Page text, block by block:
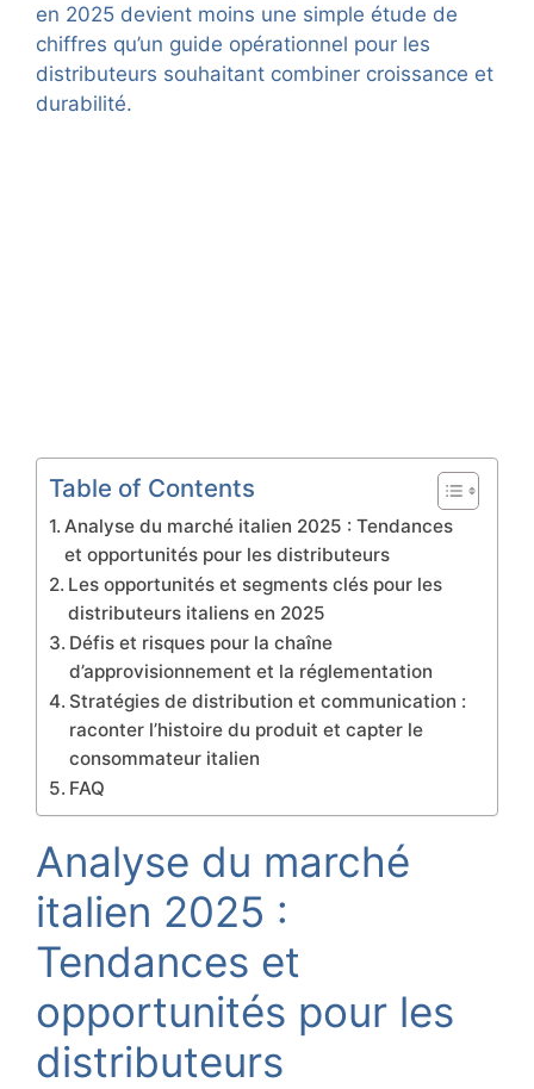
en 2025 devient moins une simple étude de
chiffres qu’un guide opérationnel pour les
distributeurs souhaitant combiner croissance et
durabilité.
Table of Contents
Analyse du marché italien 2025 : Tendances
et opportunités pour les distributeurs
Les opportunités et segments clés pour les
distributeurs italiens en 2025
Défis et risques pour la chaîne
d’approvisionnement et la réglementation
Stratégies de distribution et communication :
raconter l’histoire du produit et capter le
consommateur italien
FAQ
Analyse du marché
italien 2025 :
Tendances et
opportunités pour les
distributeurs